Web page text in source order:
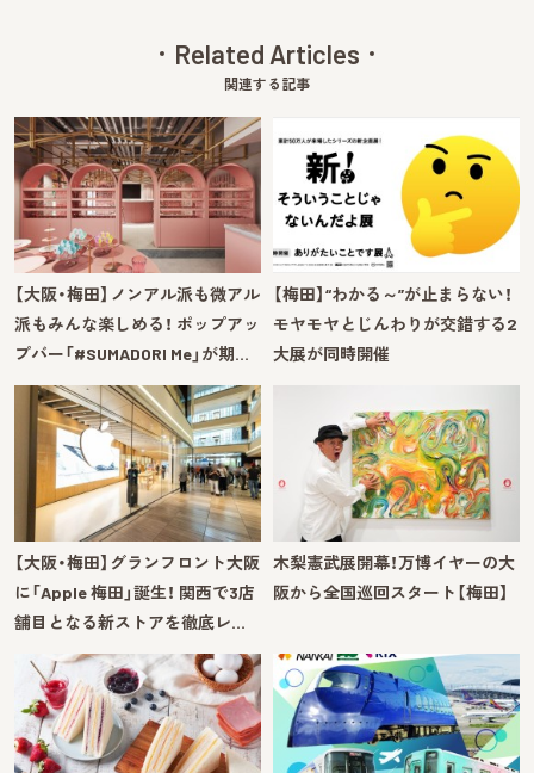
Related Articles
関連する記事
【大阪・梅田】ノンアル派も微アル
派もみんな楽しめる！ ポップアッ
プバー「#SUMADORI Me」が期…
【梅田】“わかる～”が止まらない！
モヤモヤとじんわりが交錯する2
大展が同時開催
【大阪・梅田】グランフロント大阪
に「Apple 梅田」誕生！ 関西で3店
舗目となる新ストアを徹底レ…
木梨憲武展開幕！万博イヤーの大
阪から全国巡回スタート【梅田】